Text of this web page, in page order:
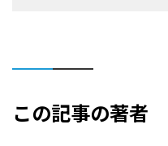
この記事の著者